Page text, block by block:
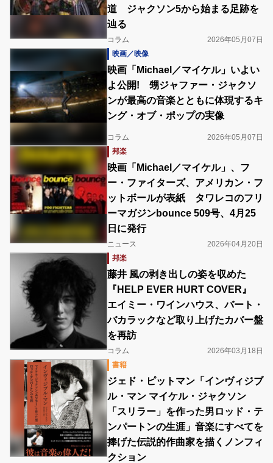
道 ジャクソン5から始まる足跡を
辿る
コラム
2026年05月07日
映画／映像
映画「Michael／マイケル」いよい
よ公開! 甥ジャファー・ジャクソ
ンが最高の音楽とともに体現するキ
ング・オブ・ポップの実像
コラム
2026年05月07日
邦楽
映画「Michael／マイケル」、フ
ー・ファイターズ、アメリカン・フ
ットボールが表紙 タワレコのフリ
ーマガジンbounce 509号、4月25
日に発行
ニュース
2026年04月20日
邦楽
藤井 風の剥き出しの姿を収めた
『HELP EVER HURT COVER』
エイミー・ワインハウス、バート・
バカラックなど取り上げたカバー盤
を再訪
コラム
2026年03月18日
書籍
ジェド・ピットマン「インヴィジブ
ル・マン マイケル・ジャクソン
「スリラー」を作った男ロッド・テ
ンパートンの生涯」音楽にすべてを
捧げた伝説的作曲家を描くノンフィ
クション